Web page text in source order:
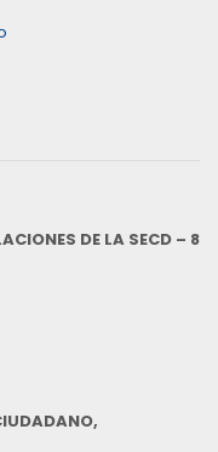
DE LA SECD – 8